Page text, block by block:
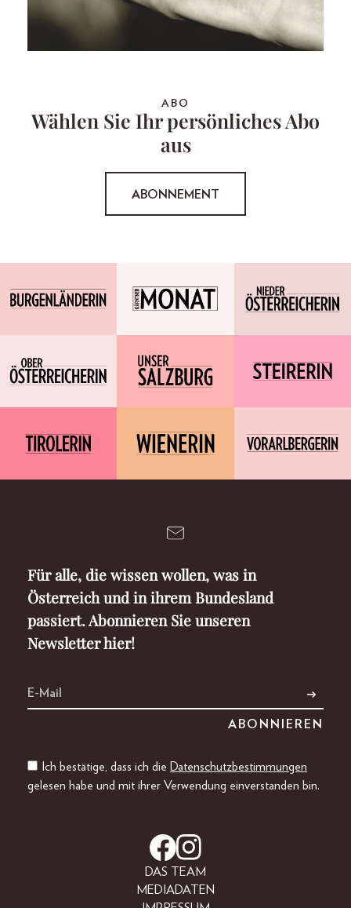
ABO
Wählen Sie Ihr persönliches Abo
aus
ABONNEMENT
Für alle, die wissen wollen, was in
Österreich und in ihrem Bundesland
passiert. Abonnieren Sie unseren
Newsletter hier!
Ich bestätige, dass ich die Datenschutzbestimmungen
gelesen habe und mit ihrer Verwendung einverstanden bin.
DAS TEAM
MEDIADATEN